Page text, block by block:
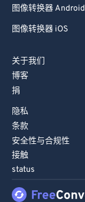
图像转换器 Android
图像转换器 iOS
关于我们
博客
捐
隐私
条款
安全性与合规性
接触
status